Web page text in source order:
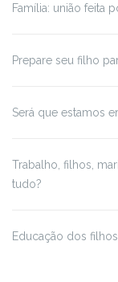
Família: união feita
Prepare seu filho
Será que estamos
Trabalho, filhos,
tudo?
Educação dos